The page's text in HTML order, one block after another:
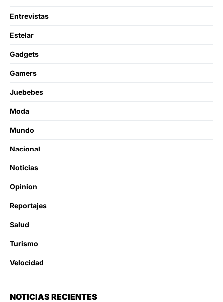
Entrevistas
Estelar
Gadgets
Gamers
Juebebes
Moda
Mundo
Nacional
Noticias
Opinion
Reportajes
Salud
Turismo
Velocidad
NOTICIAS RECIENTES